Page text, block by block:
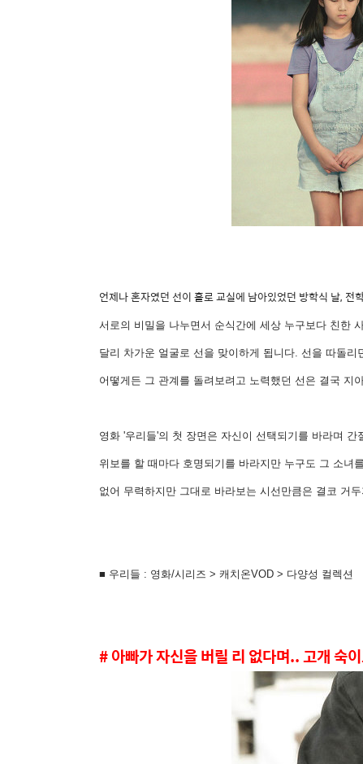
언제나 혼자였던 선이 홀로 교실에 남아있었던 방학식 날, 전
서로의 비밀을 나누면서 순식간에 세상 누구보다 친한
달리 차가운 얼굴로 선을 맞이하게 됩니다. 선을 따돌
어떻게든 그 관계를 돌려보려고 노력했던 선은 결국 지
영화 '우리들'의 첫 장면은 자신이 선택되기를 바라며
위보를 할 때마다 호명되기를 바라지만 누구도 그 소녀
없어 무력하지만 그대로 바라보는 시선만큼은 결코 거
■ 우리들 : 영화/시리즈 > 캐치온VOD > 다양성 컬렉션
# 아빠가 자신을 버릴 리 없다며.. 고개 숙